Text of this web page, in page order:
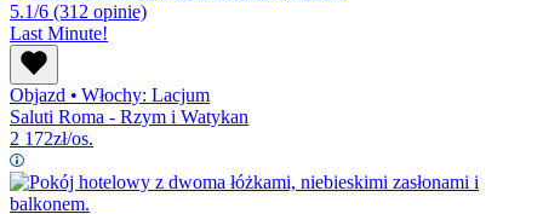
5.1/6 (312 opinie)
Last Minute!
Objazd • Włochy: Lacjum
Saluti Roma - Rzym i Watykan
2 172zł/os.